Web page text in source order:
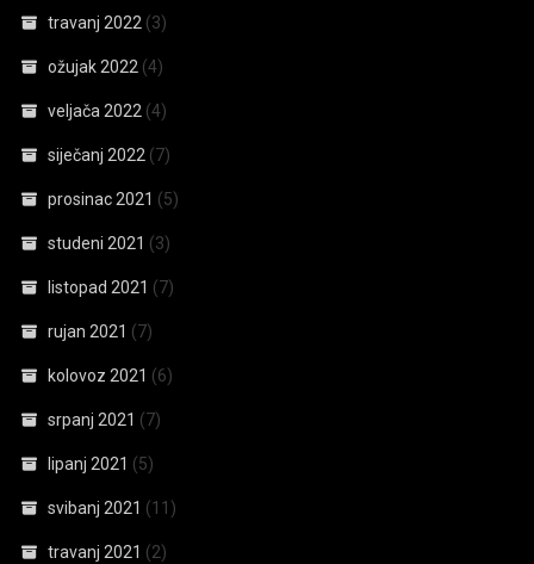
travanj 2022 (3)
ožujak 2022 (4)
veljača 2022 (4)
siječanj 2022 (7)
prosinac 2021 (5)
studeni 2021 (3)
listopad 2021 (7)
rujan 2021 (7)
kolovoz 2021 (6)
srpanj 2021 (7)
lipanj 2021 (5)
svibanj 2021 (11)
travanj 2021 (2)